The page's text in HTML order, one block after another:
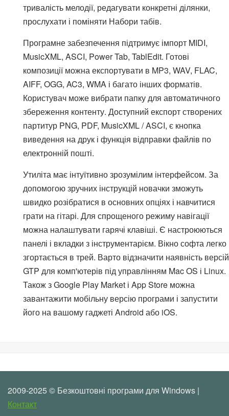
тривалість мелодії, редагувати конкретні ділянки,
прослухати і поміняти Набори табів.
Програмне забезпечення підтримує імпорт MIDI,
MusicXML, ASCI, Power Tab, TablEdit. Готові
композиції можна експортувати в MP3, WAV, FLAC,
AIFF, OGG, AC3, WMA і багато інших форматів.
Користувач може вибрати папку для автоматичного
збереження контенту. Доступний експорт створених
партитур PNG, PDF, MusicXML / ASCI, є кнопка
виведення на друк і функція відправки файлів по
електронній пошті.
Утиліта має інтуїтивно зрозумілим інтерфейсом. За
допомогою зручних інструкцій новачки зможуть
швидко розібратися в основних опціях і навчитися
грати на гітарі. Для спрощеного режиму навігації
можна налаштувати гарячі клавіші. Є настроюються
панелі і вкладки з інструментарієм. Вікно софта легко
згортається в трей. Варто відзначити наявність версій
GTP для комп'ютерів під управлінням Mac OS і Linux.
Також з Google Play Market і App Store можна
завантажити мобільну версію програми і запустити
його на вашому гаджеті Android або iOS.
2009-2025 © Безкоштовні програми для Windows |
Контакт